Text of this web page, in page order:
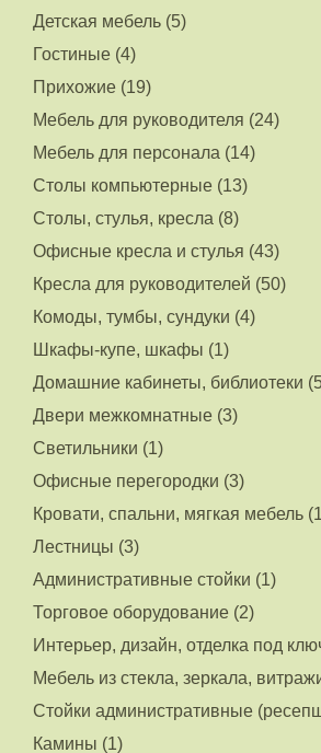
Детская мебель (5)
Гостиные (4)
Прихожие (19)
Мебель для руководителя (24)
Мебель для персонала (14)
Столы компьютерные (13)
Столы, стулья, кресла (8)
Офисные кресла и стулья (43)
Кресла для руководителей (50)
Комоды, тумбы, сундуки (4)
Шкафы-купе, шкафы (1)
Домашние кабинеты, библиотеки
Двери межкомнатные (3)
Светильники (1)
Офисные перегородки (3)
Кровати, спальни, мягкая мебель
Лестницы (3)
Административные стойки (1)
Торговое оборудование (2)
Интерьер, дизайн, отделка под
Мебель из стекла, зеркала,
Стойки административные
Камины (1)